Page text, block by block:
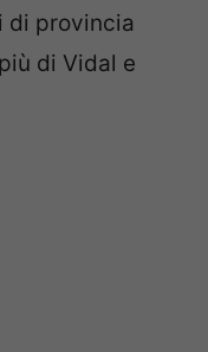
di provincia
di Vidal e